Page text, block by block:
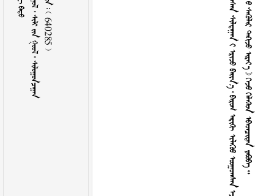
       